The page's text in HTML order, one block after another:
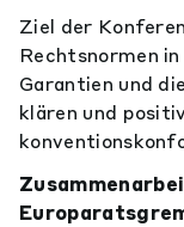
Ziel der
Rechtsnormen
Garantien und
klären und